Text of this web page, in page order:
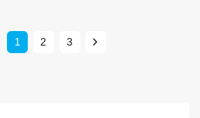
一套由政府政策支持、企業
與的完整航太生態系，可能
取必要措施，堅定維護中國
Bans New
統駕駛艙的創新設計，不僅
提升有效載重能力，展現未
福以自然人身份持有長鑫科
補貼
1 2 3